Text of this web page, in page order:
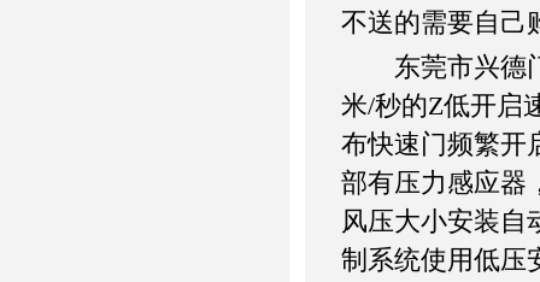
不送的需要自己
东莞市兴德门
米/秒的Z低开启
布快速门频繁开
部有压力感应器
风压大小安装自
制系统使用低压